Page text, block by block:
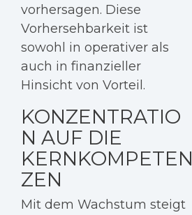
vorhersagen. Diese
Vorhersehbarkeit ist
sowohl in operativer als
auch in finanzieller
Hinsicht von Vorteil.
KONZENTRATIO
N AUF DIE
KERNKOMPETEN
ZEN
Mit dem Wachstum steigt